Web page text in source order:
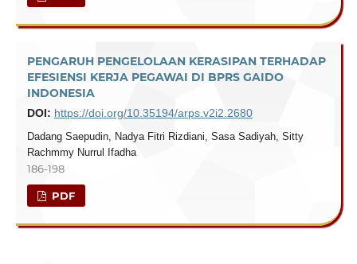
PENGARUH PENGELOLAAN KERASIPAN TERHADAP
EFESIENSI KERJA PEGAWAI DI BPRS GAIDO
INDONESIA
DOI: https://doi.org/10.35194/arps.v2i2.2680
Dadang Saepudin, Nadya Fitri Rizdiani, Sasa Sadiyah, Sitty
Rachmmy Nurrul Ifadha
186-198
PDF